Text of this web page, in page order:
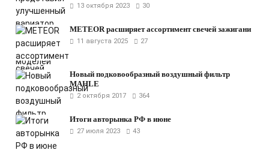
13 октября 2023 30
METEOR расширяет ассортимент свечей зажигани
11 августа 2025 27
Новый подковообразный воздушный фильтр
MAHLE
2 октября 2017 364
Итоги авторынка РФ в июне
27 июля 2023 43